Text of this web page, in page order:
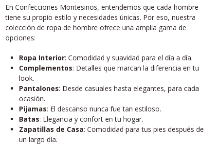
En Confecciones Montesinos, entendemos que cada hombre
tiene su propio estilo y necesidades únicas. Por eso, nuestra
colección de ropa de hombre ofrece una amplia gama de
opciones:
Ropa Interior: Comodidad y suavidad para el día a día.
Complementos: Detalles que marcan la diferencia en tu
look.
Pantalones: Desde casuales hasta elegantes, para cada
ocasión.
Pijamas: El descanso nunca fue tan estiloso.
Batas: Elegancia y confort en tu hogar.
Zapatillas de Casa: Comodidad para tus pies después de
un largo día.